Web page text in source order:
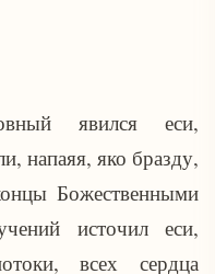
явился еси,
напаяя, яко бразду,
Божественными
источил еси,
всех сердца